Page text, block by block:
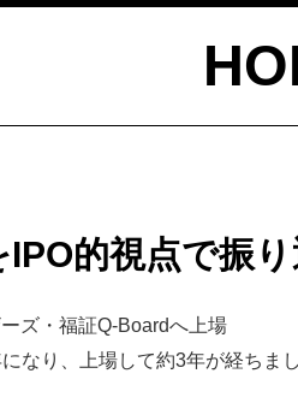
的視点で振り
ズ・福証Q-Boardへ上場
なり、上場して約3年が経ちまし